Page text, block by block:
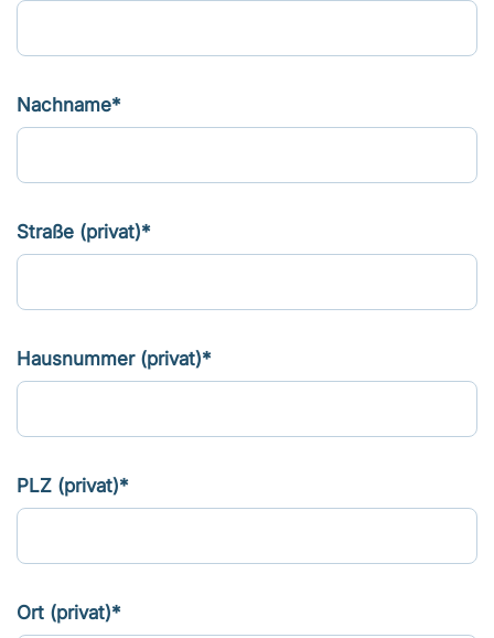
Nachname*
Straße (privat)*
Hausnummer (privat)*
PLZ (privat)*
Ort (privat)*